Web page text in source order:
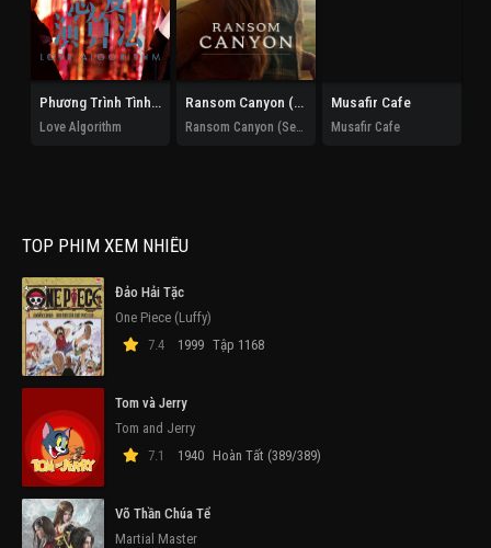
Phương Trình Tình Yêu
Love Algorithm
Ransom Canyon (Phần 2) Musafir Cafe
Musafir Cafe
TOP PHIM XEM NHIỀU
Đảo Hải Tặc
One Piece (Luffy)
7.4
1999 Tập 1168
Tom và Jerry
Tom and Jerry
7.1
1940 Hoàn Tất (389/389)
Võ Thần Chúa Tể
Martial Master